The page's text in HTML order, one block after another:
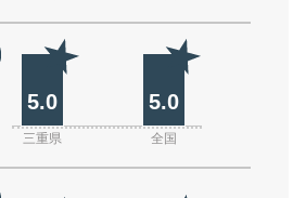
5.0 5.0
三重県 全国